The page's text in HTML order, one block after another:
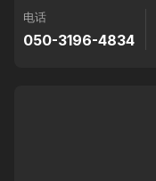
电话
050-3196-4834